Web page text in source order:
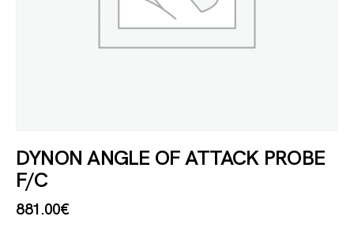
DYNON ANGLE OF ATTACK PROBE
F/C
881.00€